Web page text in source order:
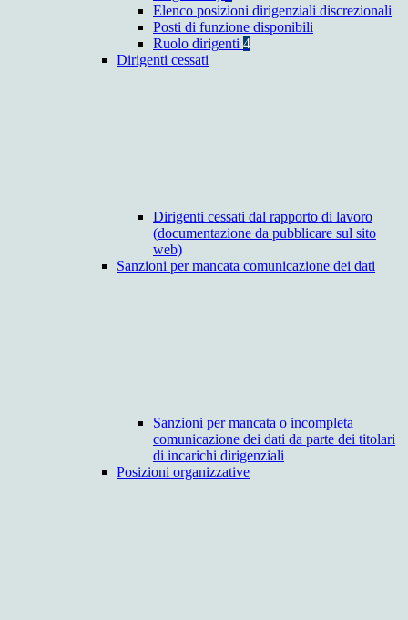
Elenco posizioni dirigenziali discrezionali
Posti di funzione disponibili
Ruolo dirigenti 4
Dirigenti cessati
Dirigenti cessati dal rapporto di lavoro
(documentazione da pubblicare sul sito
web)
Sanzioni per mancata comunicazione dei dati
Sanzioni per mancata o incompleta
comunicazione dei dati da parte dei titolari
di incarichi dirigenziali
Posizioni organizzative